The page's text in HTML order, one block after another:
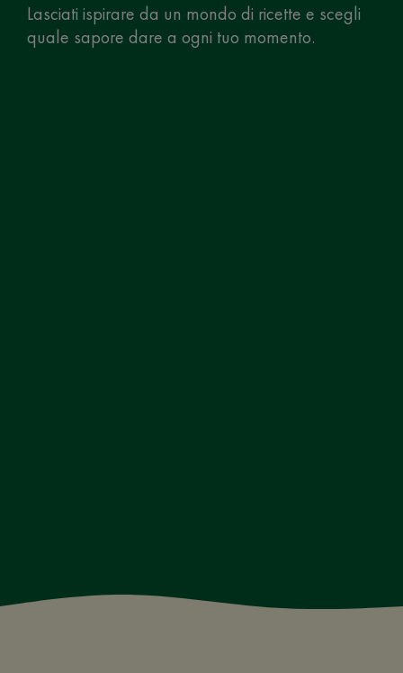
Lasciati ispirare da un mondo di ricette e scegli
quale sapore dare a ogni tuo momento.